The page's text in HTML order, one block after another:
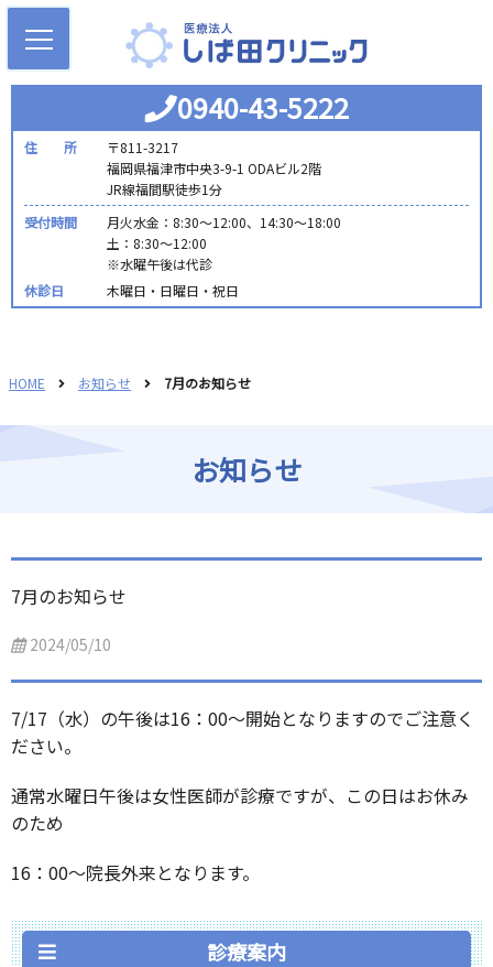
0940-43-5222
住 所
〒811-3217
福岡県福津市中央3-9-1 ODAビル2階
JR線福間駅徒歩1分
受付時間
月火水金：8:30～12:00、14:30～18:00
土：8:30～12:00
※水曜午後は代診
休診日
木曜日・日曜日・祝日
HOME お知らせ 7月のお知らせ
お知らせ
7月のお知らせ
2024/05/10
7/17（水）の午後は16：00～開始となりますのでご注意く
ださい。
通常水曜日午後は女性医師が診療ですが、この日はお休み
のため
16：00～院長外来となります。
診療案内